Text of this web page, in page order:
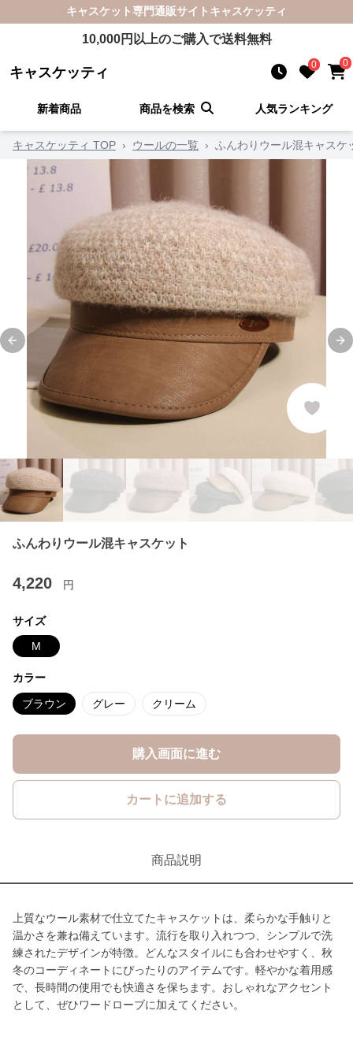
キャスケット専門通販サイト キャスケッティ
10,000円以上のご購入で送料無料
キャスケッティ 0 0
新着商品 商品を検索 人気ランキング
キャスケッティ TOP › ウールの一覧 › ふんわりウール混キャスケ
Previous slide
ふんわりウール混キャスケット
4,220 円
サイズ
M
カラー
ブラウン グレー クリーム
購入画面に進む
カートに追加する
商品説明
上質なウール素材で仕立てたキャスケットは、柔らかな手触りと
温かさを兼ね備えています。流行を取り入れつつ、シンプルで洗
練されたデザインが特徴。どんなスタイルにも合わせやすく、秋
冬のコーディネートにぴったりのアイテムです。軽やかな着用感
で、長時間の使用でも快適さを保ちます。おしゃれなアクセント
として、ぜひワードローブに加えてください。